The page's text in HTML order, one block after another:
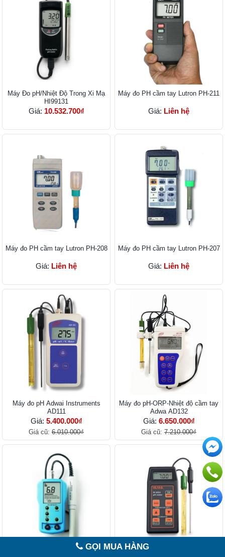
Máy Đo pH/Nhiệt Độ Trong Xi Mạ
HI99131
Giá: 10.532.700₫
Máy đo PH cầm tay Lutron PH-211
Giá: Liên hệ
Máy đo PH cầm tay Lutron PH-208
Giá: Liên hệ
Máy đo PH cầm tay Lutron PH-207
Giá: Liên hệ
Máy đo pH Adwai Instruments
AD111
Giá: 5.400.000₫
Giá cũ: 6.010.000₫
Máy đo pH-ORP-Nhiệt độ cầm tay
Adwa AD132
Giá: 6.650.000₫
Giá cũ: 7.210.000₫
GỌI MUA HÀNG